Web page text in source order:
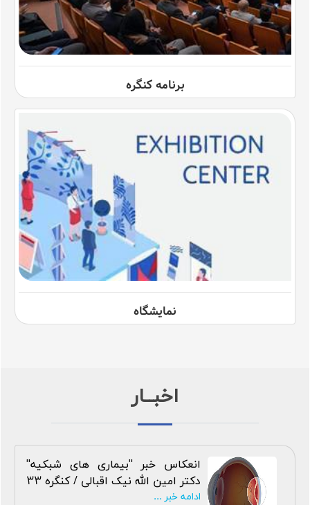
برنامه کنگره
نمایشگاه
اخبــار
انعکاس خبر "بیماری های شبکیه"
دکتر امین الله نیک اقبالی / کنگره 33
ادامه خبر ...